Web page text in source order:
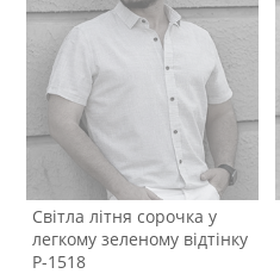
Світла літня сорочка у
легкому зеленому відтінку
Р-1518